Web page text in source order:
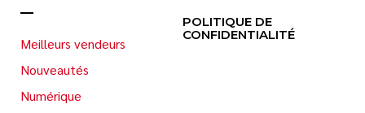
Meilleurs vendeurs
Nouveautés
Numérique
POLITIQUE DE
CONFIDENTIALITÉ